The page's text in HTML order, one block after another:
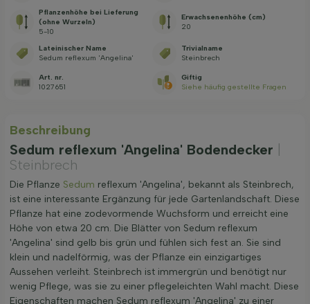
Pflanzenhöhe bei Lieferung
(ohne Wurzeln)
5-10
Erwachsenenhöhe (cm)
20
Lateinischer Name
Sedum reflexum 'Angelina'
Trivialname
Steinbrech
Art. nr.
1027651
Giftig
Siehe häufig gestellte Fragen
Beschreibung
Sedum reflexum 'Angelina' Bodendecker
Steinbrech
Die Pflanze Sedum reflexum 'Angelina', bekannt als Steinbrech,
ist eine interessante Ergänzung für jede Gartenlandschaft. Diese
Pflanze hat eine zodevormende Wuchsform und erreicht eine
Höhe von etwa 20 cm. Die Blätter von Sedum reflexum
'Angelina' sind gelb bis grün und fühlen sich fest an. Sie sind
klein und nadelförmig, was der Pflanze ein einzigartiges
Aussehen verleiht. Steinbrech ist immergrün und benötigt nur
wenig Pflege, was sie zu einer pflegeleichten Wahl macht. Diese
Eigenschaften machen Sedum reflexum 'Angelina' zu einer